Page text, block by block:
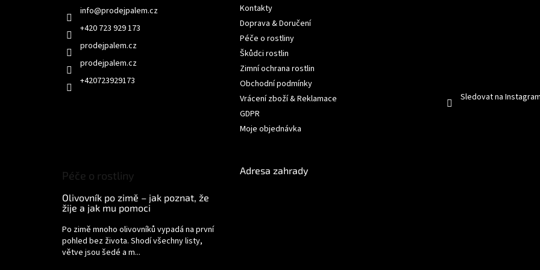
info@prodejpalem.cz
+420 723 929 173
prodejpalem.cz
+420723929173
Kontakty
Doprava & Doručení
Péče o rostliny
Škůdci rostlin
Zimní ochrana rostlin
Obchodní podmínky
Vrácení zboží & Reklamace
GDPR
Moje objednávka
Sledovat na
Péče o rostliny
Olivovník po zimě – jak poznat, že
žije a jak mu pomoci
Po zimě mnoho olivovníků vypadá na první
pohled bez života. Shodí všechny listy,
větve jsou šedé a m...
Adresa zahrady